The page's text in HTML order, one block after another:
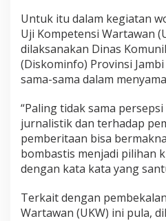
Untuk itu dalam kegiatan
Uji Kompetensi Wartawan
dilaksanakan Dinas
(Diskominfo) Provinsi
sama-sama dalam
“Paling tidak sama
jurnalistik dan terhadap
pemberitaan bisa
bombastis menjadi pilihan
dengan kata kata yang
Terkait dengan
Wartawan (UKW) ini pula,